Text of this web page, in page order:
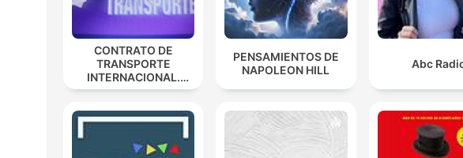
CONTRATO DE
TRANSPORTE
INTERNACIONAL.
DAYANA ESPINOSA
PENSAMIENTOS DE
NAPOLEON HILL
Abc